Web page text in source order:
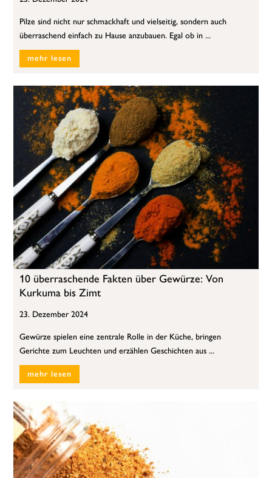
Pilze sind nicht nur schmackhaft und vielseitig, sondern auch
überraschend einfach zu Hause anzubauen. Egal ob in ...
mehr lesen
10 überraschende Fakten über Gewürze: Von
Kurkuma bis Zimt
23. Dezember 2024
Gewürze spielen eine zentrale Rolle in der Küche, bringen
Gerichte zum Leuchten und erzählen Geschichten aus ...
mehr lesen